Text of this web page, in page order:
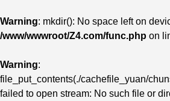
Warning: mkdir(): No space left on
/www/wwwroot/Z4.com/func.php on
Warning:
file_put_contents(./cachefile_yuan/
failed to open stream: No such file or